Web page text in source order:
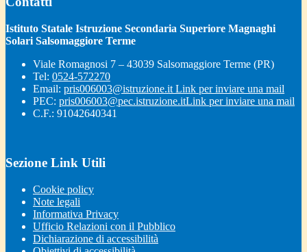
Istituto Statale Istruzione Secondaria Superiore Magnaghi
Solari Salsomaggiore Terme
Viale Romagnosi 7 – 43039 Salsomaggiore Terme (PR)
Tel: 0524-572270
Email: pris006003@istruzione.it Link per inviare una mail
PEC: pris006003@pec.istruzione.itLink per inviare una mail
C.F.: 91042640341
Sezione Link Utili
Cookie policy
Note legali
Informativa Privacy
Ufficio Relazioni con il Pubblico
Dichiarazione di accessibilità